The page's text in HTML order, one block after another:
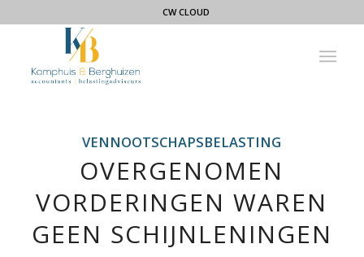
CW CLOUD
VENNOOTSCHAPSBELASTING
OVERGENOMEN
VORDERINGEN WAREN
GEEN SCHIJNLENINGEN